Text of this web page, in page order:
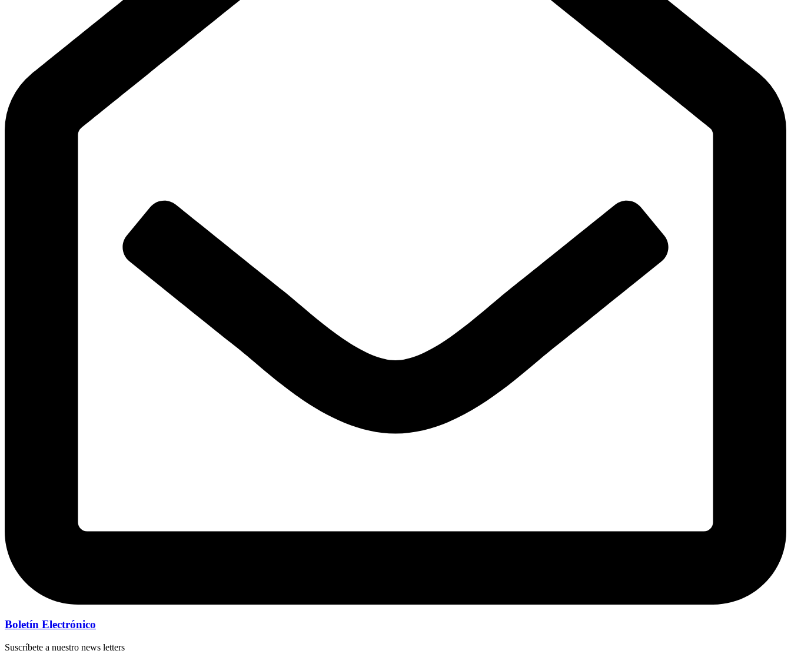
Boletín Electrónico
Suscríbete a nuestro news letters